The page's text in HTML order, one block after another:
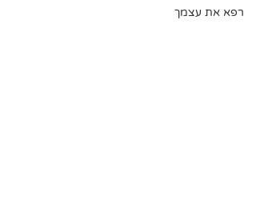
רפא את עצמך